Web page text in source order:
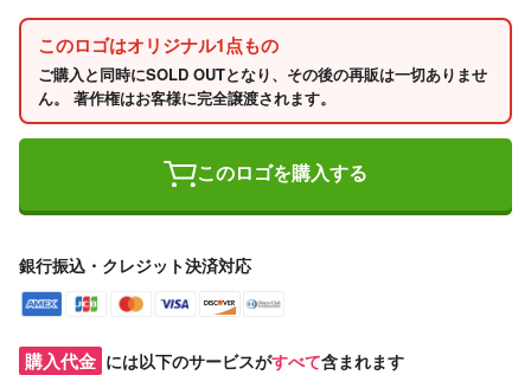
このロゴはオリジナル1点もの
ご購入と同時にSOLD OUTとなり、その後の再販は一切ありませ
ん。 著作権はお客様に完全譲渡されます。
このロゴを購入する
銀行振込・クレジット決済対応
購入代金 には以下のサービスがすべて含まれます